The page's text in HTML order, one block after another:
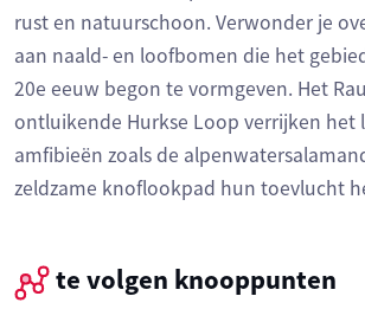
rust en natuurschoon. Verwonder je
aan naald- en loofbomen die het
20e eeuw begon te vormgeven. Het
ontluikende Hurkse Loop verrijken het
amfibieën zoals de
zeldzame knoflookpad hun toevlucht
te volgen knooppunten